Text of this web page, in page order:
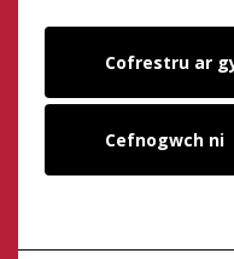
Cofrestru ar
Cefnogwch ni